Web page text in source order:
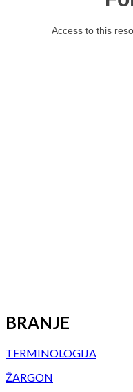
BRANJE
TERMINOLOGIJA
ŽARGON